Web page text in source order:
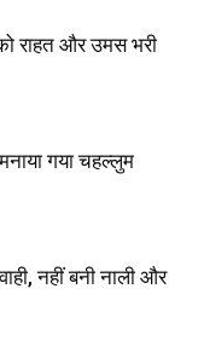
राहत और उमस भरी
गया चहल्लुम
नहीं बनी नाली और